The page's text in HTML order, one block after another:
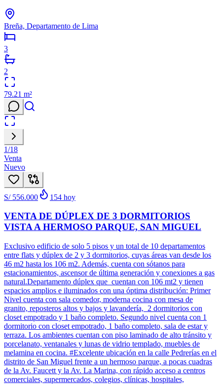
Breña, Departamento de Lima
3
2
79.21 m²
1/18
Venta
Nuevo
S/ 556.000 154 hoy
VENTA DE DÚPLEX DE 3 DORMITORIOS
VISTA A HERMOSO PARQUE, SAN MIGUEL
Exclusivo edificio de solo 5 pisos y un total de 10 departamentos
entre flats y dúplex de 2 y 3 dormitorios, cuyas áreas van desde los
46 m2 hasta los 106 m2. Además, cuenta con sótanos para
estacionamientos, ascensor de última generación y conexiones a gas
natural.Departamento dúplex que cuentan con 106 mt2 y tienen
espacios amplios e iluminados con una óptima distribución: Primer
Nivel cuenta con sala comedor, moderna cocina con mesa de
granito, reposteros altos y bajos y lavandería, 2 dormitorios con
closet empotrado y 1 baño completo. Segundo nivel cuenta con 1
dormitorio con closet empotrado, 1 baño completo, sala de estar y
terraza. Los ambientes cuentan con piso laminado de alto tránsito y
porcelanato, ventanales y lunas de vidrio templado, muebles de
melamina en cocina. #Excelente ubicación en la calle Pedrerías en el
distrito de San Miguel frente a un hermoso parque, a pocas cuadras
de la Av. Faucett y la Av. La Marina, con rápido acceso a centros
comerciales, supermercados, colegios, clínicas, hospitales,